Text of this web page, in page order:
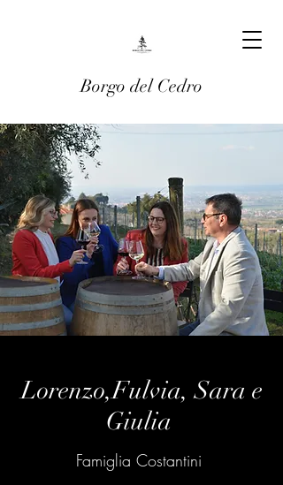
Borgo del Cedro
Lorenzo,Fulvia, Sara e
Giulia
Famiglia Costantini